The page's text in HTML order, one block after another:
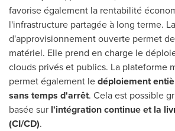
favorise également la rentabilité
l'infrastructure partagée à long terme.
d'approvisionnement ouverte permet
matériel. Elle prend en charge le
clouds privés et publics. La plateforme
permet également ledéploiement
sans temps d'arrêt. Cela est possible
basée sur l'intégration continue et la
(CI/CD).